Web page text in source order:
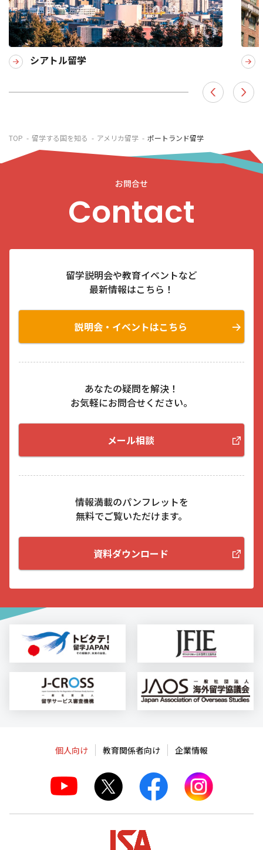
シアトル留学
TOP 留学する国を知る アメリカ留学 ポートランド留学
お問合せ
Contact
留学説明会や教育イベントなど
最新情報はこちら！
説明会・イベントはこちら
あなたの疑問を解決！
お気軽にお問合せください。
メール相談
情報満載のパンフレットを
無料でご覧いただけます。
資料ダウンロード
個人向け 教育関係者向け 企業情報